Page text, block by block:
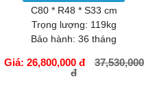
Két sắt Bofa model BF-V-80BJ
Miễn phí vận chuyển
C80 * R48 * S33 cm
Trọng lượng: